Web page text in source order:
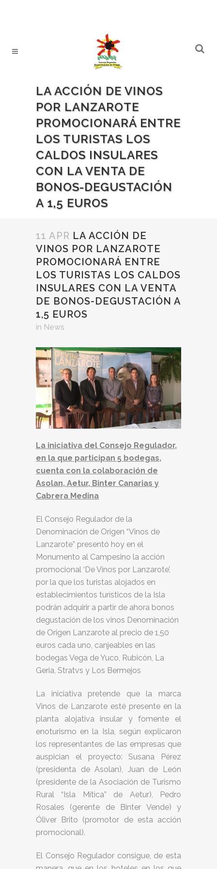
LA ACCIÓN DE VINOS
POR LANZAROTE
PROMOCIONARÁ ENTRE
LOS TURISTAS LOS
CALDOS INSULARES
CON LA VENTA DE
BONOS-DEGUSTACIÓN
A 1,5 EUROS
11 APR LA ACCIÓN DE
VINOS POR LANZAROTE
PROMOCIONARÁ ENTRE
LOS TURISTAS LOS CALDOS
INSULARES CON LA VENTA
DE BONOS-DEGUSTACIÓN A
1,5 EUROS
in News
La iniciativa del Consejo Regulador,
en la que participan 5 bodegas,
cuenta con la colaboración de
Asolan, Aetur, Binter Canarias y
Cabrera Medina
El Consejo Regulador de la
Denominación de Origen “Vinos de
Lanzarote” presentó hoy en el
Monumento al Campesino la acción
promocional ‘De Vinos por Lanzarote’,
por la que los turistas alojados en
establecimientos turísticos de la Isla
podrán adquirir a partir de ahora bonos
degustación de los vinos Denominación
de Origen Lanzarote al precio de 1,50
euros cada uno, canjeables en las
bodegas Vega de Yuco, Rubicón, La
Geria, Stratvs y Los Bermejos
La iniciativa pretende que la marca
Vinos de Lanzarote esté presente en la
planta alojativa insular y fomente el
enoturismo en la Isla, según explicaron
los representantes de las empresas que
auspician el proyecto: Susana Pérez
(presidenta de Asolan), Juan de León
(presidente de la Asociación de Turismo
Rural “Isla Mítica” de Aetur), Pedro
Rosales (gerente de Binter Vende) y
Óliver Brito (promotor de esta acción
promocional).
El Consejo Regulador consigue, de esta